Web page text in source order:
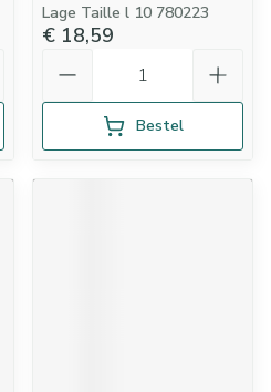
Lage Taille l 10 780223
€ 18,59
Bestel